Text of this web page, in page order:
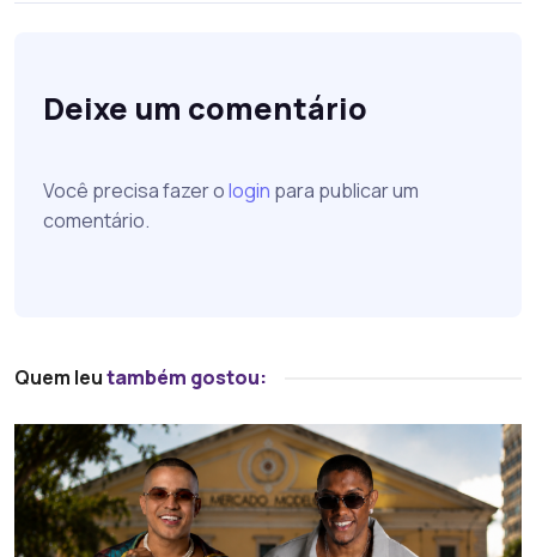
Deixe um comentário
Você precisa fazer ologin para publicar um
comentário.
Quem leutambém gostou: